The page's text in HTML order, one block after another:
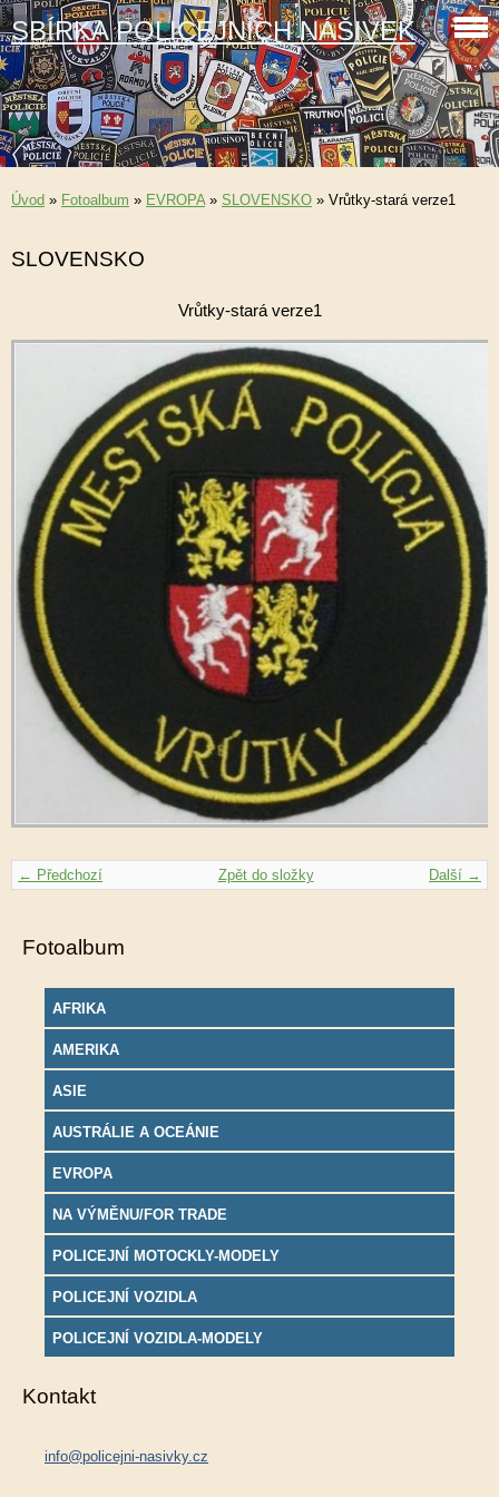
SBÍRKA POLICEJNÍCH NÁŠIVEK
Úvod » Fotoalbum » EVROPA» SLOVENSKO » Vrůtky-stará verze1
SLOVENSKO
Vrůtky-stará verze1
← Předchozí Další →
Zpět do složky
Fotoalbum
AFRIKA
AMERIKA
ASIE
AUSTRÁLIE A OCEÁNIE
EVROPA
NA VÝMĚNU/FOR TRADE
POLICEJNÍ MOTOCKLY-MODELY
POLICEJNÍ VOZIDLA
POLICEJNÍ VOZIDLA-MODELY
Kontakt
info@policejni-nasivky.cz